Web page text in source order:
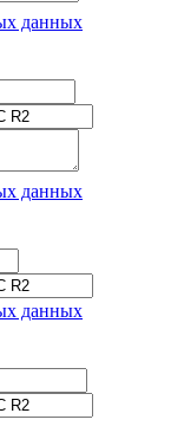
данных
данных
данных